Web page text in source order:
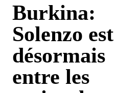
Burkina:
Solenzo est
désormais
entre les